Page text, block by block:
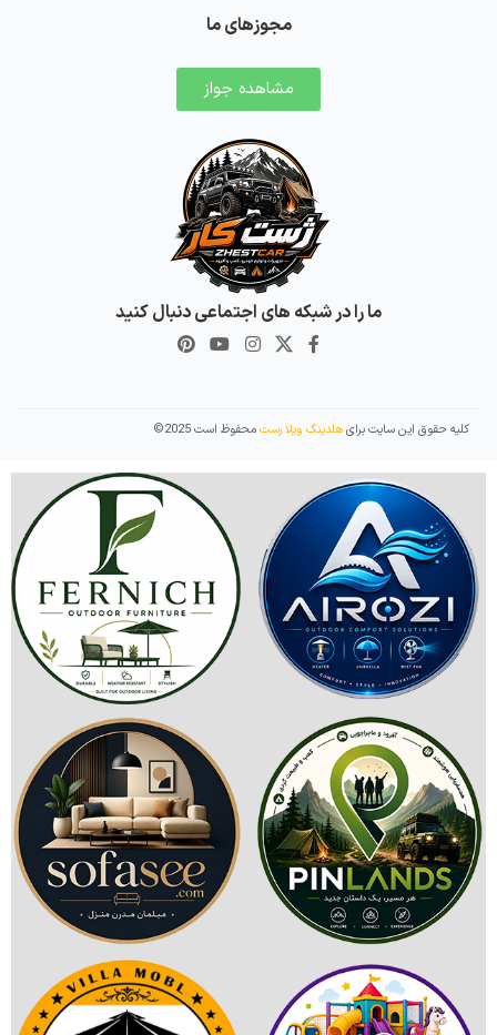
مجوزهای ما
مشاهده جواز
ما را در شبکه های اجتماعی دنبال کنید
کلیه حقوق این سایت برایهلدینگ ویلا رستمحفوظ است 2025©